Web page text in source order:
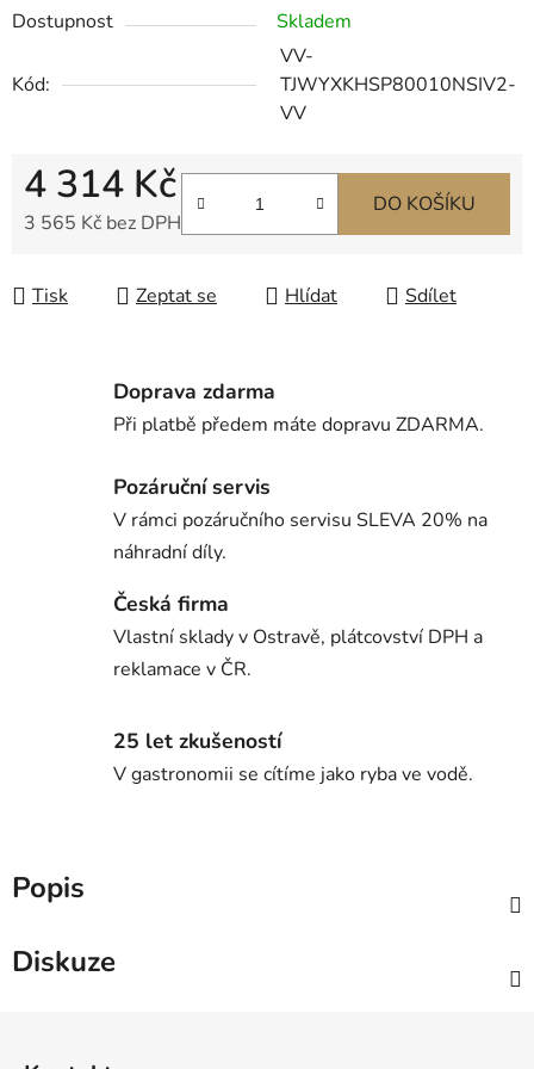
Dostupnost Skladem
Kód:
VV-
TJWYXKHSP80010NSIV2-
VV
4 314 Kč
3 565 Kč bez DPH
DO KOŠÍKU
Tisk Zeptat se Hlídat Sdílet
Doprava zdarma
Při platbě předem máte dopravu ZDARMA.
Pozáruční servis
V rámci pozáručního servisu SLEVA 20% na
náhradní díly.
Česká firma
Vlastní sklady v Ostravě, plátcovství DPH a
reklamace v ČR.
25 let zkušeností
V gastronomii se cítíme jako ryba ve vodě.
Popis
Diskuze